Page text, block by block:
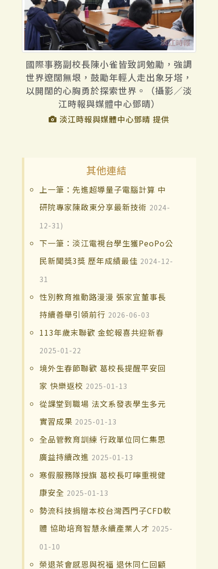
國際事務副校長陳小雀皆致詞勉勵，強調
世界遼闊無垠，鼓勵年輕人走出象牙塔，
以開闊的心胸勇於探索世界。（攝影／淡
江時報與媒體中心鄧晴）
淡江時報與媒體中心鄧晴 提供
其他連結
上一筆：先進超導量子電腦計算 中
研院專家陳啟東分享最新技術 2024-
12-31)
下一筆：淡江電視台學生獲PeoPo公
民新聞獎3獎 歷年成績最佳 2024-12-
31
性別教育推動路漫漫 張家宜董事長
持續善舉引領前行 2026-06-03
113年歲末聯歡 金蛇報喜共迎新春
2025-01-22
境外生春節聯歡 葛校長提醒平安回
家 快樂返校 2025-01-13
從課堂到職場 法文系發表學生多元
實習成果 2025-01-13
全品管教育訓練 行政單位同仁集思
廣益持續改進 2025-01-13
寒假服務隊授旗 葛校長叮嚀重視健
康安全 2025-01-13
勢流科技捐贈本校台灣西門子CFD軟
體 協助培育智慧永續產業人才 2025-
01-10
榮退茶會感恩與祝福 退休同仁回顧